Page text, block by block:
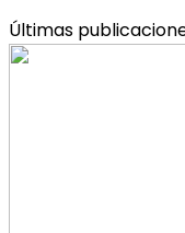
Últimas